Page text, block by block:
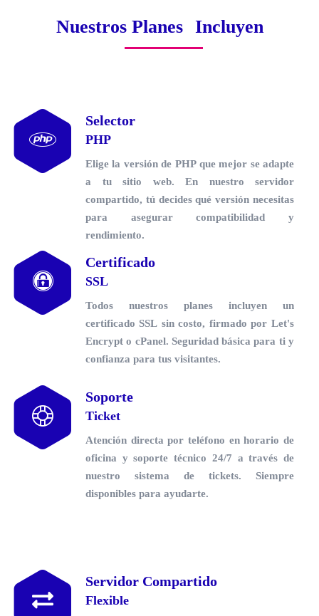
Nuestros Planes Incluyen
Selector
PHP
Elige la versión de PHP que mejor se adapte
a tu sitio web. En nuestro servidor
compartido, tú decides qué versión necesitas
para asegurar compatibilidad y
rendimiento.
Certificado
SSL
Todos nuestros planes incluyen un
certificado SSL sin costo, firmado por Let's
Encrypt o cPanel. Seguridad básica para ti y
confianza para tus visitantes.
Soporte
Ticket
Atención directa por teléfono en horario de
oficina y soporte técnico 24/7 a través de
nuestro sistema de tickets. Siempre
disponibles para ayudarte.
Servidor Compartido
Flexible